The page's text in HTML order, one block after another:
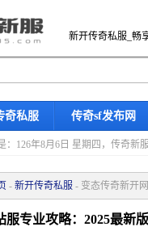
新开传奇私服_畅
奇私服 传奇sf发布网
：126年8月6日 星期四，传奇新
- 新开传奇私服 - 变态传奇新开
服专业攻略：2025最新